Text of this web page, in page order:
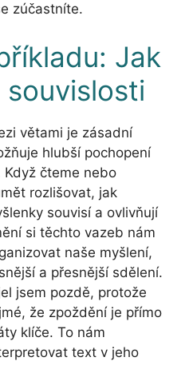
zúčastníte.
Jak
větami je zásadní
hlubší pochopení
čteme nebo
rozlišovat, jak
souvisí a ovlivňují
si těchto vazeb nám
naše myšlení,
a přesnější sdělení.
jsem pozdě, protože
že zpoždění je přímo
klíče. To nám
text v jeho